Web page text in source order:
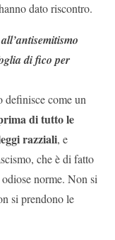
dato riscontro.
di fico per
definisce come un
di tutto le
razziali, e
che è di fatto
norme. Non si
si prendono le